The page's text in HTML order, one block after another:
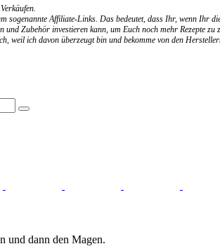
sogenannte Affiliate-Links. Das bedeutet, dass Ihr, wenn
Zubehör investieren kann, um Euch noch mehr Rezepte zu
weil ich davon überzeugt bin und bekomme von den
und dann den Magen.